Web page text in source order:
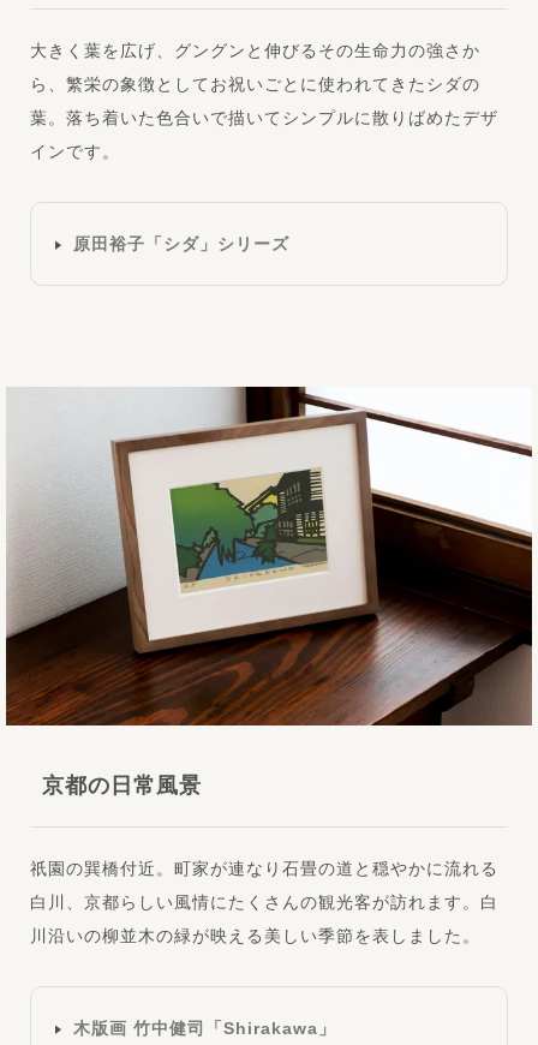
大きく葉を広げ、グングンと伸びるその生命力の強さか
ら、繁栄の象徴としてお祝いごとに使われてきたシダの
葉。落ち着いた色合いで描いてシンプルに散りばめたデザ
インです。
原田裕子「シダ」シリーズ
京都の日常風景
祇園の巽橋付近。町家が連なり石畳の道と穏やかに流れる
白川、京都らしい風情にたくさんの観光客が訪れます。白
川沿いの柳並木の緑が映える美しい季節を表しました。
木版画 竹中健司「Shirakawa」